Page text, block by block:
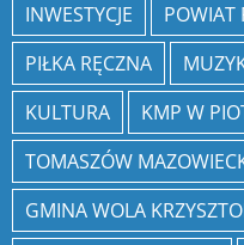
INWESTYCJE
POWIAT
PIŁKA RĘCZNA
KULTURA
KMP W
TOMASZÓW
GMINA WOLA